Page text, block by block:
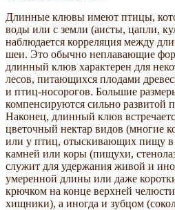
Длинные клювы имеют птицы,
воды или с земли (аисты, цапли,
наблюдается корреляция между
шеи. Это обычно неплавающие
длинный клюв характерен для
лесов, питающихся плодами
и птиц-носорогов. Большие
компенсируются сильно развитой
Наконец, длинный клюв
цветочный нектар видов (многие
или у птиц, отыскивающих пищу в
камней или коры (пищухи,
служит для удержания живой и
умеренной длины или даже
крючком на конце верхней
хищники), а иногда и зубцом